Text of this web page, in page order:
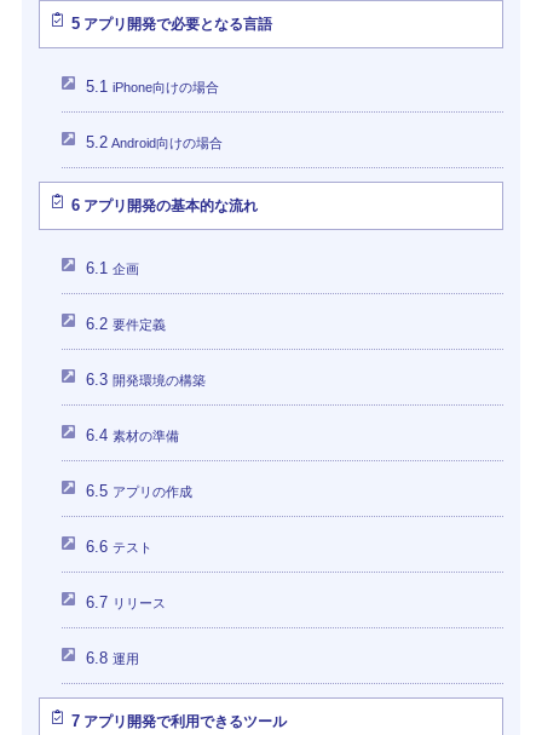
5アプリ開発で必要となる言語
5.1 iPhone向けの場合
5.2 Android向けの場合
6アプリ開発の基本的な流れ
6.1 企画
6.2 要件定義
6.3 開発環境の構築
6.4 素材の準備
6.5 アプリの作成
6.6 テスト
6.7 リリース
6.8 運用
7アプリ開発で利用できるツール